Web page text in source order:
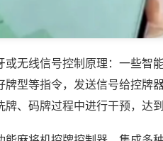
或无线信号控制原理：一些智
牌型等指令，发送信号给控牌
牌、码牌过程中进行干预，达到